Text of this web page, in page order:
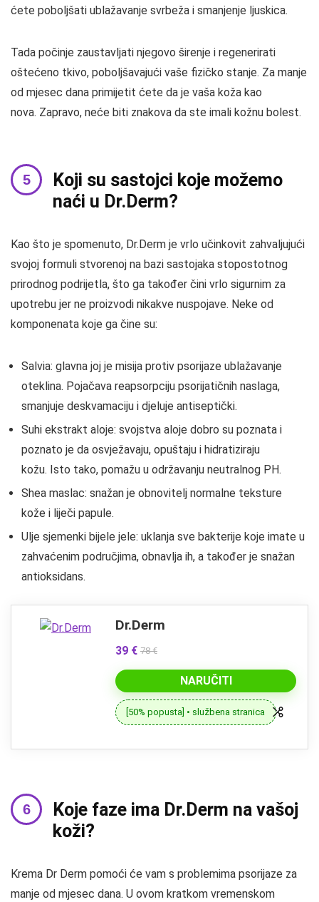
ćete poboljšati ublažavanje svrbeža i smanjenje ljuskica.
Tada počinje zaustavljati njegovo širenje i regenerirati
oštećeno tkivo, poboljšavajući vaše fizičko stanje. Za manje
od mjesec dana primijetit ćete da je vaša koža kao
nova. Zapravo, neće biti znakova da ste imali kožnu bolest.
Koji su sastojci koje možemo
naći u Dr.Derm?
Kao što je spomenuto, Dr.Derm je vrlo učinkovit zahvaljujući
svojoj formuli stvorenoj na bazi sastojaka stopostotnog
prirodnog podrijetla, što ga također čini vrlo sigurnim za
upotrebu jer ne proizvodi nikakve nuspojave. Neke od
komponenata koje ga čine su:
Salvia: glavna joj je misija protiv psorijaze ublažavanje
oteklina. Pojačava reapsorpciju psorijatičnih naslaga,
smanjuje deskvamaciju i djeluje antiseptički.
Suhi ekstrakt aloje: svojstva aloje dobro su poznata i
poznato je da osvježavaju, opuštaju i hidratiziraju
kožu. Isto tako, pomažu u održavanju neutralnog PH.
Shea maslac: snažan je obnovitelj normalne teksture
kože i liječi papule.
Ulje sjemenki bijele jele: uklanja sve bakterije koje imate u
zahvaćenim područjima, obnavlja ih, a također je snažan
antioksidans.
Dr.Derm
39 € 78 €
NARUČITI
[50% popusta] • službena stranica
Koje faze ima Dr.Derm na vašoj
koži?
Krema Dr Derm pomoći će vam s problemima psorijaze za
manje od mjesec dana. U ovom kratkom vremenskom